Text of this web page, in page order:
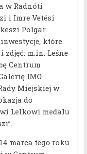
w Radnóti
i Imre Vetési
Polgar.
które
m.in. Leśne
Centrum
IMO.
Miejskiej w
do
Lelkowi medalu
marca tego roku